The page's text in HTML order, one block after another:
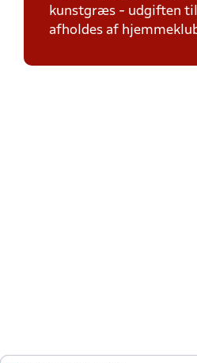
kunstgræs - udgiften
afholdes af